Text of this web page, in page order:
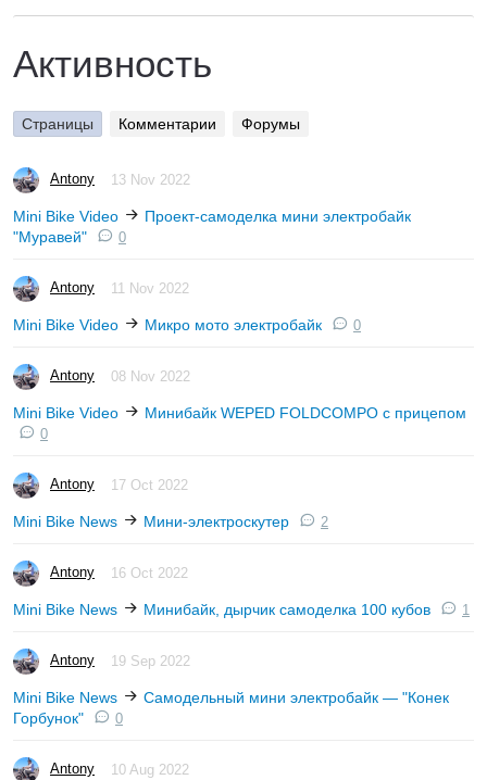
Активность
Страницы Комментарии Форумы
Antony 13 Nov 2022
Mini Bike Video
Проект-самоделка мини электробайк
"Муравей"
0
Antony 11 Nov 2022
Mini Bike Video Микро мото электробайк 0
Antony 08 Nov 2022
Mini Bike Video Минибайк WEPED FOLDCOMPO с прицепом
0
Antony 17 Oct 2022
Mini Bike News Мини-электроскутер 2
Antony 16 Oct 2022
Mini Bike News Минибайк, дырчик самоделка 100 кубов 1
Antony 19 Sep 2022
Mini Bike News
Самодельный мини электробайк — "Конек
Горбунок"
0
Antony 10 Aug 2022